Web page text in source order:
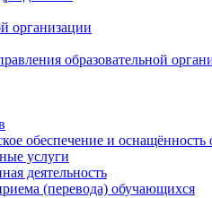
организации
образовательной
обеспечение и оснащённость
услуги
деятельность
(перевода) обучающихся